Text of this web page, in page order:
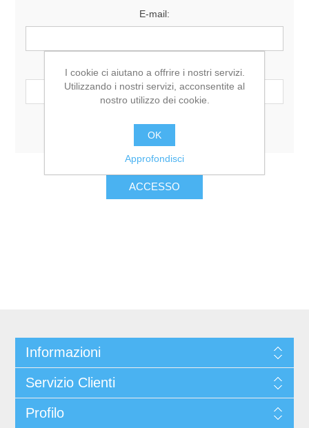
E-mail:
Password:
Resta collegato Password dimenticata?
Informazioni
Servizio Clienti
Profilo
I cookie ci aiutano a offrire i nostri servizi.
Utilizzando i nostri servizi, acconsentite al
nostro utilizzo dei cookie.
OK
Approfondisci